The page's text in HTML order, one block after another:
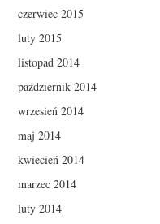
czerwiec 2015
luty 2015
listopad 2014
październik 2014
wrzesień 2014
maj 2014
kwiecień 2014
marzec 2014
luty 2014